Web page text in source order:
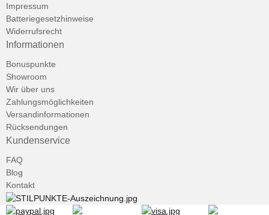
Impressum
Batteriegesetzhinweise
Widerrufsrecht
Informationen
Bonuspunkte
Showroom
Wir über uns
Zahlungsmöglichkeiten
Versandinformationen
Rücksendungen
Kundenservice
FAQ
Blog
Kontakt